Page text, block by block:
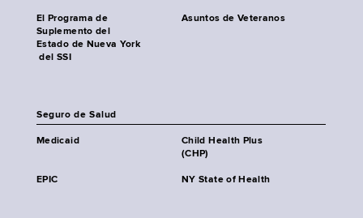
El Programa de
Suplemento del
Estado de Nueva York
del SSI
Asuntos de Veteranos
Seguro de Salud
Medicaid
Child Health Plus
(CHP)
EPIC NY State of Health